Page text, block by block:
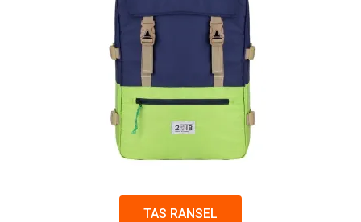
TAS RANSEL